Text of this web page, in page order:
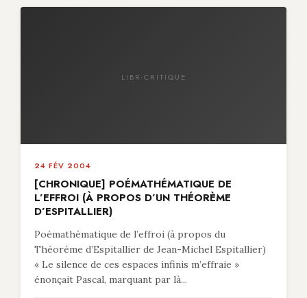
LIBR-CRITIQUE
24 FÉV 2004
[CHRONIQUE] POÉMATHÉMATIQUE DE
L’EFFROI (À PROPOS D’UN THÉORÈME
D’ESPITALLIER)
Poémathématique de l’effroi (à propos du
Théorème d’Espitallier de Jean-Michel Espitallier)
« Le silence de ces espaces infinis m’effraie »
énonçait Pascal, marquant par là...